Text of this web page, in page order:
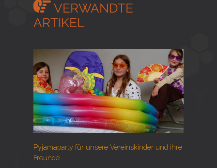
VERWANDTE
ARTIKEL
Pyjamaparty für unsere Vereinskinder und ihre
Freunde